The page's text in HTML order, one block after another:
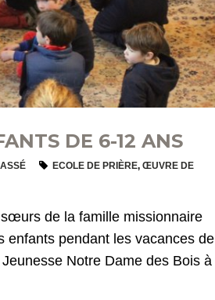
DE 6-12 ANS
ECOLE DE PRIÈRE, ŒUVRE DE
de la famille missionnaire
enfants pendant les vacances de
Notre Dame des Bois à